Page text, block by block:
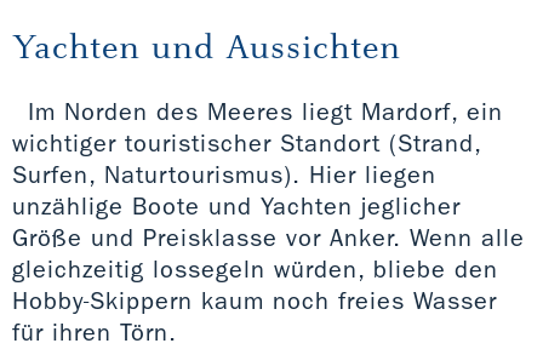
Yachten und Aussichten
Im Norden des Meeres liegt Mardorf, ein
wichtiger touristischer Standort (Strand,
Surfen, Naturtourismus). Hier liegen
unzählige Boote und Yachten jeglicher
Größe und Preisklasse vor Anker. Wenn alle
gleichzeitig lossegeln würden, bliebe den
Hobby-Skippern kaum noch freies Wasser
für ihren Törn.